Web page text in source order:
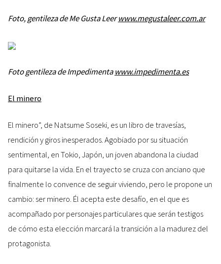
Foto, gentileza de Me Gusta Leerwww.megustaleer.com.ar
Foto gentileza de Impedimentawww.impedimenta.es
El minero
El minero”, de Natsume Soseki, es un libro de travesías,
rendición y giros inesperados. Agobiado por su situación
sentimental, en Tokio, Japón, un joven abandona la ciudad
para quitarse la vida. En el trayecto se cruza con anciano que
finalmente lo convence de seguir viviendo, pero le propone un
cambio: ser minero. Él acepta este desafío, en el que es
acompañado por personajes particulares que serán testigos
de cómo esta elección marcará la transición a la madurez del
protagonista.